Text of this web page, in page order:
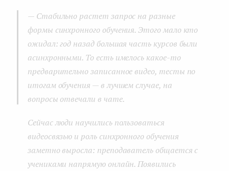
— Стабильно растет запрос на разные
формы синхронного обучения. Этого мало кто
ожидал: год назад большая часть курсов были
асинхронными. То есть имелось какое-то
предварительно записанное видео, тесты по
итогам обучения —в лучшем случае, на
вопросы отвечали в чате.
Сейчас люди научились пользоваться
видеосвязью и роль синхронного обучения
заметно выросла: преподаватель общается с
учениками напрямую онлайн. Появились